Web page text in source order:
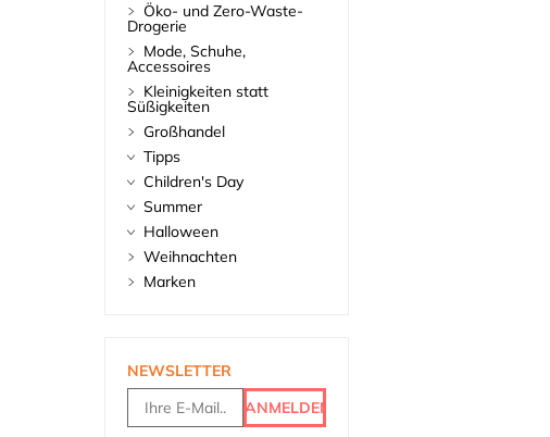
Öko- und Zero-Waste-
Drogerie
Mode, Schuhe,
Accessoires
Kleinigkeiten statt
Süßigkeiten
Großhandel
Tipps
Children's Day
Summer
Halloween
Weihnachten
Marken
NEWSLETTER